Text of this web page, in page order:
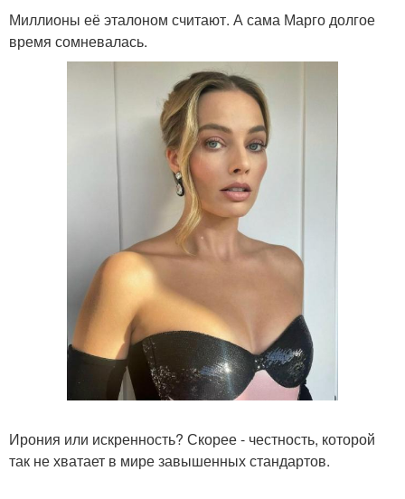
Миллионы её эталоном считают. А сама Марго долгое
время сомневалась.
Ирония или искренность? Скорее - честность, которой
так не хватает в мире завышенных стандартов.